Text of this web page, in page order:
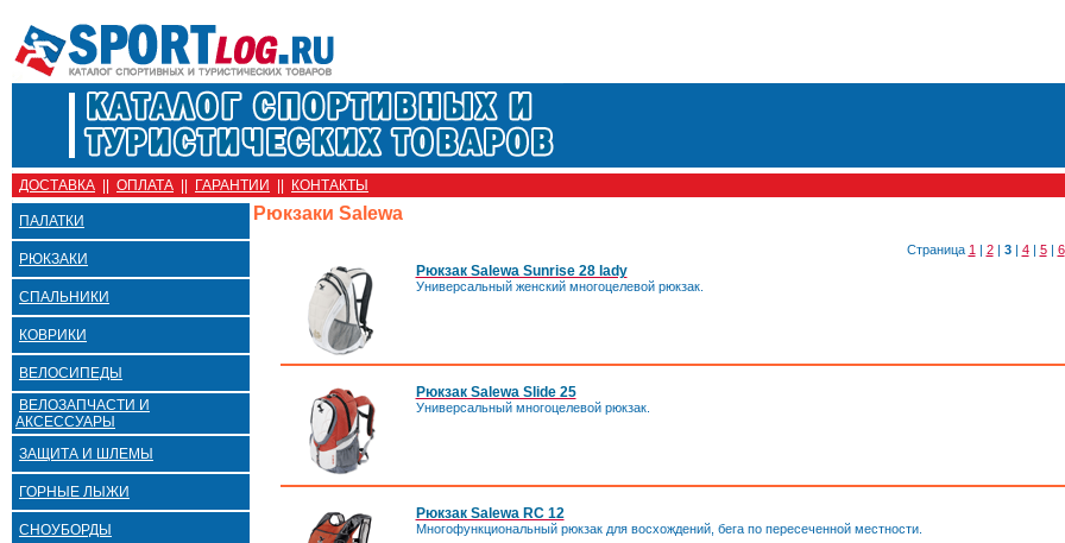
ДОСТАВКА ОПЛАТА ГАРАНТИИ КОНТАКТЫ
ПАЛАТКИ
РЮКЗАКИ
СПАЛЬНИКИ
КОВРИКИ
ВЕЛОСИПЕДЫ
ВЕЛОЗАПЧАСТИ И
АКСЕССУАРЫ
ЗАЩИТА И ШЛЕМЫ
ГОРНЫЕ ЛЫЖИ
СНОУБОРДЫ
Рюкзаки Salewa
Страница 1 | 2| 3| 4| 5| 6
Рюкзак Salewa Sunrise 28 lady
Универсальный женский многоцелевой рюкзак.
Рюкзак Salewa Slide 25
Универсальный многоцелевой рюкзак.
Рюкзак Salewa RC 12
Многофункциональный рюкзак для восхождений, бега по пересеченной местности.